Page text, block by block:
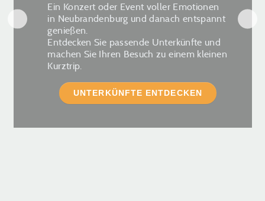
Ein Konzert oder Event voller Emotionen
in Neubrandenburg und danach entspannt
genießen.
Entdecken Sie passende Unterkünfte und
machen Sie Ihren Besuch zu einem kleinen
Kurztrip.
UNTERKÜNFTE ENTDECKEN